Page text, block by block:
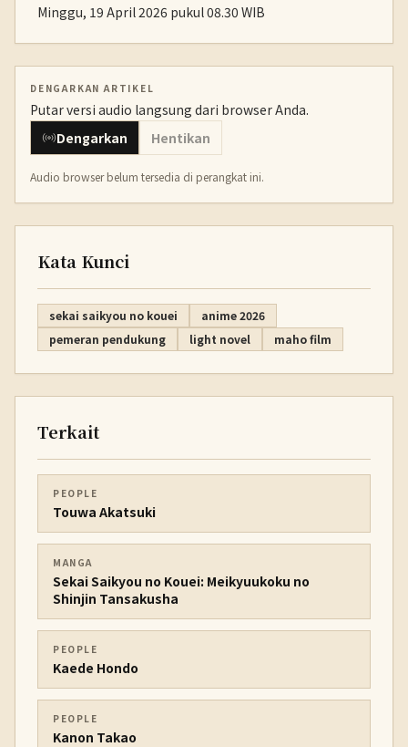
Minggu, 19 April 2026 pukul 08.30 WIB
DENGARKAN ARTIKEL
Putar versi audio langsung dari browser Anda.
Dengarkan
Hentikan
Audio browser belum tersedia di perangkat ini.
Kata Kunci
sekai saikyou no kouei
anime 2026
pemeran pendukung
light novel maho film
Terkait
PEOPLE
Touwa Akatsuki
MANGA
Sekai Saikyou no Kouei: Meikyuukoku no
Shinjin Tansakusha
PEOPLE
Kaede Hondo
PEOPLE
Kanon Takao